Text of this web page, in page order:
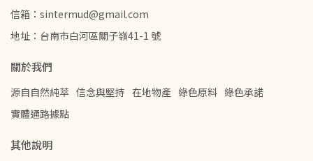
信箱：sintermud@gmail.com
地址：台南市白河區關子嶺41-1 號
關於我們
源自自然純萃 信念與堅持 在地物產 綠色原料 綠色承諾
實體通路據點
其他說明